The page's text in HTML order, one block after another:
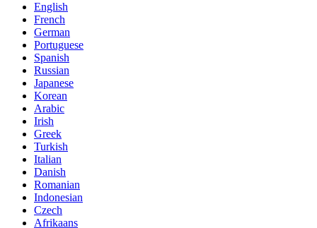
English
French
German
Portuguese
Spanish
Russian
Japanese
Korean
Arabic
Irish
Greek
Turkish
Italian
Danish
Romanian
Indonesian
Czech
Afrikaans